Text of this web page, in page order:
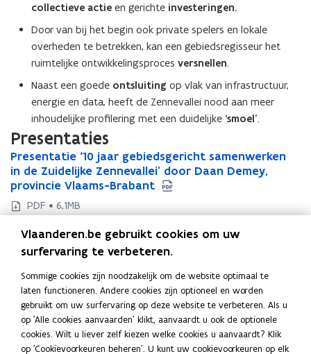
collectieve actie en gerichte investeringen.
Door van bij het begin ook private spelers en lokale
overheden te betrekken, kan een gebiedsregisseur het
ruimtelijke ontwikkelingsproces versnellen.
Naast een goede ontsluiting op vlak van infrastructuur,
energie en data, heeft de Zennevallei nood aan meer
inhoudelijke profilering met een duidelijke ‘smoel’.
Presentaties
P
r
e
s
e
Presentatie ‘10 jaar gebiedsgericht samenwerken
in de Zuidelijke Zennevallei’ door Daan Demey,
provincie Vlaams-Brabant
P
r
e
s
e
PDF • 6,1MB
en ondernemerschap in de zuidelijke Zennevallei’
door Ward Verbakel, PlusOffice
PDF • 34,7MB
Deel deze pagina
L
i
K
o
Vlaanderen.be gebruikt cookies om uw
surfervaring te verbeteren.
Sommige cookies zijn noodzakelijk om de website optimaal te
laten functioneren. Andere cookies zijn optioneel en worden
gebruikt om uw surfervaring op deze website te verbeteren. Als u
op 'Alle cookies aanvaarden' klikt, aanvaardt u ook de optionele
cookies. Wilt u liever zelf kiezen welke cookies u aanvaardt? Klik
op 'Cookievoorkeuren beheren'. U kunt uw cookievoorkeuren op elk